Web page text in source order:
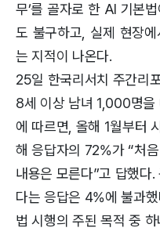
무’를 골자로 한 AI 기본
도 불구하고, 실제 현장
는 지적이 나온다.
25일 한국리서치 주간리
8세 이상 남녀 1,000명을
에 따르면, 올해 1월부터
해 응답자의 72%가 “처
내용은 모른다”고 답했다
다는 응답은 4%에 불과했
법 시행의 주된 목적 중 하